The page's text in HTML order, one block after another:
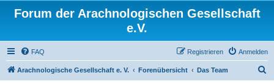
Forum der Arachnologischen Gesellschaft
e.V.
FAQ Anmelden
Registrieren
Arachnologische Gesellschaft e. V. Forenübersicht Das Team